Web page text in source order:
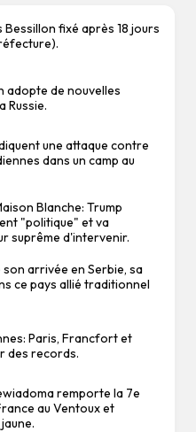
Bessillon fixé après 18 jours
adopte de nouvelles
Russie.
une attaque contre
dans un camp au
Blanche: Trump
"politique" et va
suprême d'intervenir.
arrivée en Serbie, sa
ce pays allié traditionnel
Paris, Francfort et
des records.
remporte la 7e
au Ventoux et